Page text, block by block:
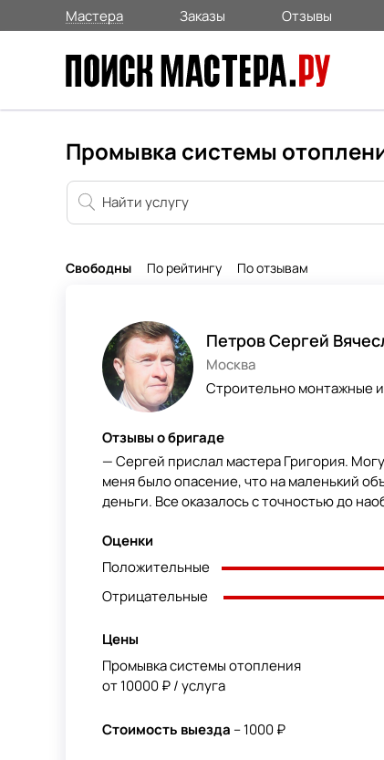
Мастера Заказы Отзывы
Промывка системы
Свободны По рейтингу По отзывам
Петров Сергей
Москва
Строительно монтажные
Отзывы о бригаде
— Сергей прислал мастера Григория.
меня было опасение, что на маленький
деньги. Все оказалось с точностью до
Оценки
Положительные
Отрицательные
Цены
Промывка системы отопления
от 10000 ₽ / услуга
Стоимость выезда – 1000 ₽